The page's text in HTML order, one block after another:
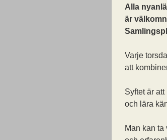
Alla
är
Varje
att
Syftet är
och lära
Man kan